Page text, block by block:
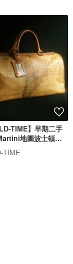
TIME】早期二手
地圖波士頓包*
TIME